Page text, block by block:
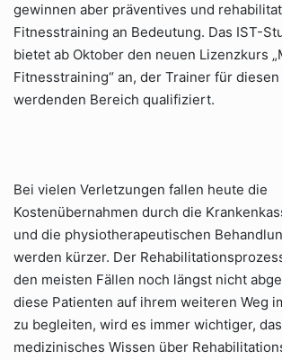
gewinnen aber präventives und
Fitnesstraining an Bedeutung. Das IST-
bietet ab Oktober den neuen Lizenzkurs
Fitnesstraining“ an, der Trainer für
werdenden Bereich qualifiziert.
Bei vielen Verletzungen fallen heute die
Kostenübernahmen durch die
und die physiotherapeutischen
werden kürzer. Der
den meisten Fällen noch längst nicht
diese Patienten auf ihrem weiteren Weg
zu begleiten, wird es immer wichtiger,
medizinisches Wissen über